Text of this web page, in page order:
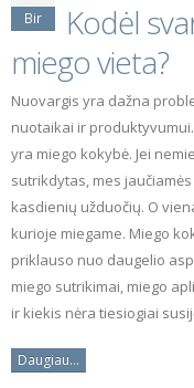
Bir
Kodėl
miego vieta?
Nuovargis yra dažna
nuotaikai ir
yra miego kokybė. Jei
sutrikdytas, mes
kasdienių užduočių. O
kurioje miegame. Miego
priklauso nuo daugelio
miego sutrikimai, miego
ir kiekis nėra tiesiogiai
Daugiau...